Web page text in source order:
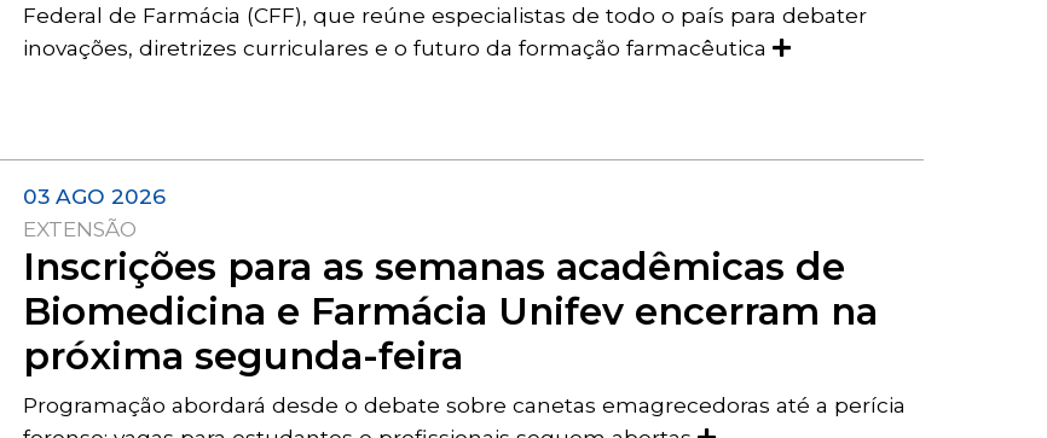
Federal de Farmácia (CFF), que reúne especialistas de todo o país para debater
inovações, diretrizes curriculares e o futuro da formação farmacêutica
03 AGO 2026
EXTENSÃO
Inscrições para as semanas acadêmicas de
Biomedicina e Farmácia Unifev encerram na
próxima segunda-feira
Programação abordará desde o debate sobre canetas emagrecedoras até a perícia